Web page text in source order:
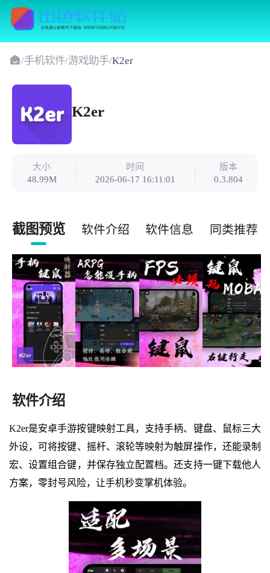
/手机软件/游戏助手/K2er
K2er
大小
48.99M
时间
2026-06-17 16:11:01
版本
0.3.804
截图预览 软件介绍 软件信息 同类推荐
软件介绍
K2er是安卓手游按键映射工具，支持手柄、键盘、鼠标三大
外设，可将按键、摇杆、滚轮等映射为触屏操作，还能录制
宏、设置组合键，并保存独立配置档。还支持一键下载他人
方案，零封号风险，让手机秒变掌机体验。